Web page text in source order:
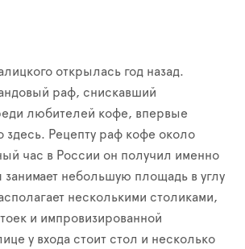
открылась год назад.
раф, снискавший
любителей кофе, впервые
здесь. Рецепту раф кофе около
час в России он получил именно
небольшую площадь в углу
несколькими столиками,
и импровизированной
у входа стоит стол и несколько